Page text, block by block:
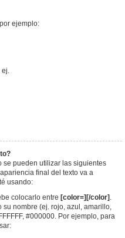
, por ejemplo:
, ej.
se pueden utilizar las siguientes
final del texto va a
usando:
colocarlo entre [color=][/color] .
nombre (ej. rojo, azul, amarillo,
#000000. Por ejemplo, para